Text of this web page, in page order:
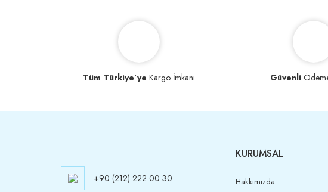
Tüm Türkiye’ye Kargo İmkanı Güvenli
+90 (212) 222 00 30
KURUMSAL
Hakkımızda